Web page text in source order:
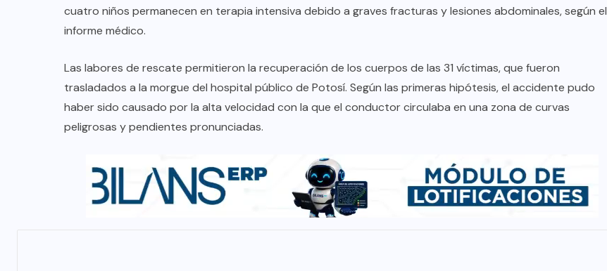
cuatro niños permanecen en terapia intensiva debido a graves fracturas y lesiones abdominales, según el
informe médico.
Las labores de rescate permitieron la recuperación de los cuerpos de las 31 víctimas, que fueron
trasladados a la morgue del hospital público de Potosí. Según las primeras hipótesis, el accidente pudo
haber sido causado por la alta velocidad con la que el conductor circulaba en una zona de curvas
peligrosas y pendientes pronunciadas.